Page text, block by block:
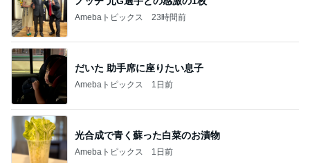
Amebaトピックス 23時間前
だいた 助手席に座りたい息子
Amebaトピックス 1日前
光合成で青く蘇った白菜のお漬物
Amebaトピックス 1日前